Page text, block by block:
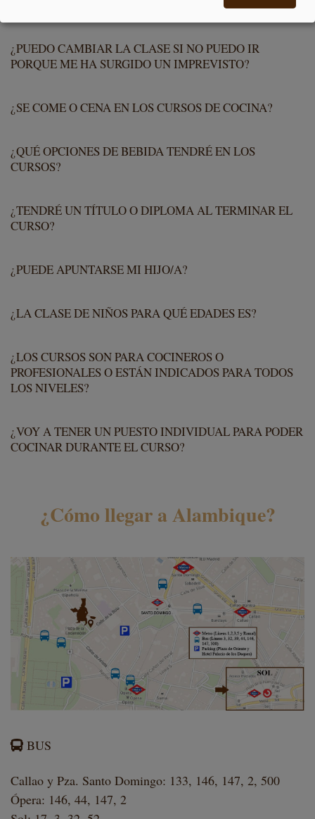
¿PUEDO CAMBIAR LA CLASE SI NO PUEDO IR
PORQUE ME HA SURGIDO UN IMPREVISTO?
¿SE COME O CENA EN LOS CURSOS DE COCINA?
¿QUÉ OPCIONES DE BEBIDA TENDRÉ EN LOS
CURSOS?
¿TENDRÉ UN TÍTULO O DIPLOMA AL TERMINAR EL
CURSO?
¿PUEDE APUNTARSE MI HIJO/A?
¿LA CLASE DE NIÑOS PARA QUÉ EDADES ES?
¿LOS CURSOS SON PARA COCINEROS O
PROFESIONALES O ESTÁN INDICADOS PARA TODOS
LOS NIVELES?
¿VOY A TENER UN PUESTO INDIVIDUAL PARA PODER
COCINAR DURANTE EL CURSO?
¿Cómo llegar a Alambique?
BUS
Callao y Pza. Santo Domingo: 133, 146, 147, 2, 500
Ópera: 146, 44, 147, 2